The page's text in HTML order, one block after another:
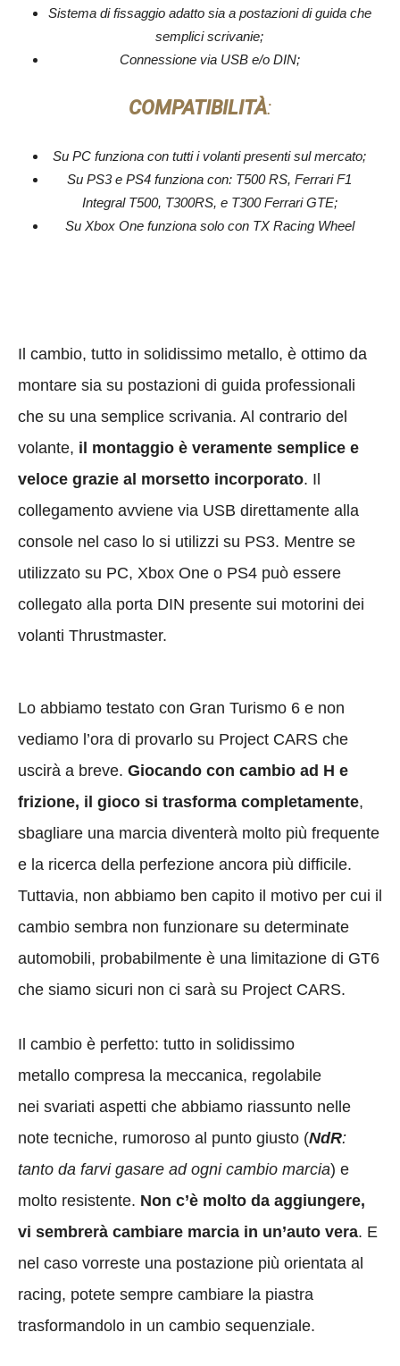
Sistema di fissaggio adatto sia a postazioni di guida che
semplici scrivanie;
Connessione via USB e/o DIN;
COMPATIBILITÀ:
Su PC funziona con tutti i volanti presenti sul mercato;
Su PS3 e PS4 funziona con: T500 RS, Ferrari F1
Integral T500, T300RS, e T300 Ferrari GTE;
Su Xbox One funziona solo con TX Racing Wheel
Il cambio, tutto in solidissimo metallo, è ottimo da
montare sia su postazioni di guida professionali
che su una semplice scrivania. Al contrario del
volante, il montaggio è veramente semplice e
veloce grazie al morsetto incorporato. Il
collegamento avviene via USB direttamente alla
console nel caso lo si utilizzi su PS3. Mentre se
utilizzato su PC, Xbox One o PS4 può essere
collegato alla porta DIN presente sui motorini dei
volanti Thrustmaster.
Lo abbiamo testato con Gran Turismo 6 e non
vediamo l’ora di provarlo su Project CARS che
uscirà a breve. Giocando con cambio ad H e
frizione, il gioco si trasforma completamente,
sbagliare una marcia diventerà molto più frequente
e la ricerca della perfezione ancora più difficile.
Tuttavia, non abbiamo ben capito il motivo per cui il
cambio sembra non funzionare su determinate
automobili, probabilmente è una limitazione di GT6
che siamo sicuri non ci sarà su Project CARS.
Il cambio è perfetto: tutto in solidissimo
metallo compresa la meccanica, regolabile
nei svariati aspetti che abbiamo riassunto nelle
note tecniche, rumoroso al punto giusto (NdR:
tanto da farvi gasare ad ogni cambio marcia) e
molto resistente. Non c’è molto da aggiungere,
vi sembrerà cambiare marcia in un’auto vera. E
nel caso vorreste una postazione più orientata al
racing, potete sempre cambiare la piastra
trasformandolo in un cambio sequenziale.